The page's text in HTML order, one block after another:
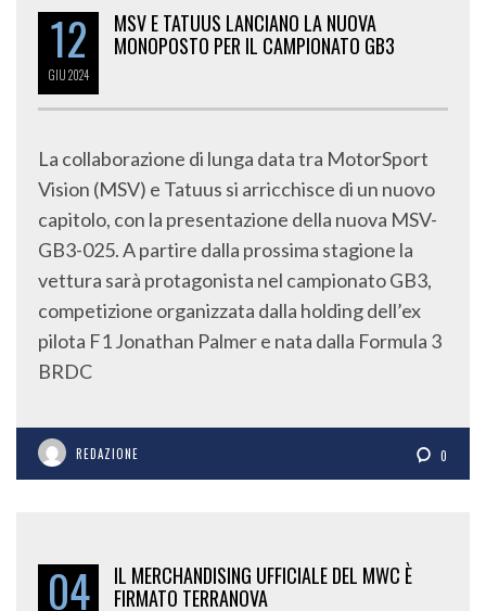
12
GIU2024
MSV E TATUUS LANCIANO LA NUOVA
MONOPOSTO PER IL CAMPIONATO GB3
La collaborazione di lunga data tra MotorSport
Vision (MSV) e Tatuus si arricchisce di un nuovo
capitolo, con la presentazione della nuova MSV-
GB3-025. A partire dalla prossima stagione la
vettura sarà protagonista nel campionato GB3,
competizione organizzata dalla holding dell’ex
pilota F1 Jonathan Palmer e nata dalla Formula 3
BRDC
REDAZIONE 0
04
IL MERCHANDISING UFFICIALE DEL MWC È
FIRMATO TERRANOVA